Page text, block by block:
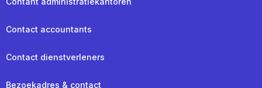
Contact accountants
Contact dienstverleners
Bezoekadres & contact